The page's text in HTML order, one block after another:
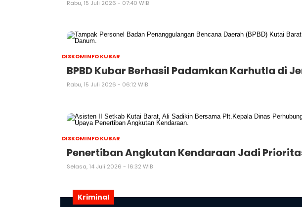
Rabu, 15 Juli 2026 - 07:40 WIB
DISKOMINFO KUBAR
BPBD Kubar Berhasil Padamkan Karhutla di
Rabu, 15 Juli 2026 - 06:12 WIB
DISKOMINFO KUBAR
Penertiban Angkutan Kendaraan Jadi
Selasa, 14 Juli 2026 - 16:32 WIB
Kriminal